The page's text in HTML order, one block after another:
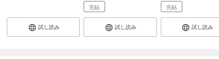
試し読み
完結
試し読み
完結
試し読み